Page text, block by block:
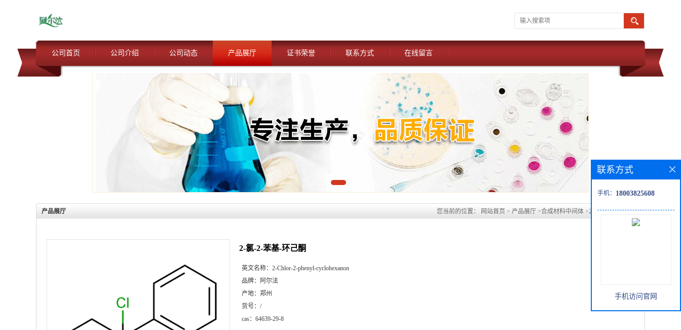
公司首页 公司介绍 公司动态 产品展厅 证书荣誉 联系方式 在线留言
产品展厅 您当前的位置： 网站首页 > 产品展厅 >合成材料中间体 >2-氯-2-苯基-环己酮
2-氯-2-苯基-环己酮
英文名称： 2-Chlor-2-phenyl-cyclohexanon
品牌：
阿尔法
产地： 郑州
货号： /
cas： 64639-29-8
联系方式
手机： 18003825608
手机访问官网